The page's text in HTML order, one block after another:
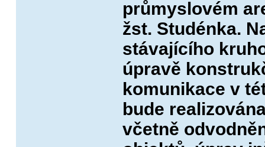
průmyslovém
žst. Studénka.
stávajícího
úpravě
komunikace v
bude
včetně